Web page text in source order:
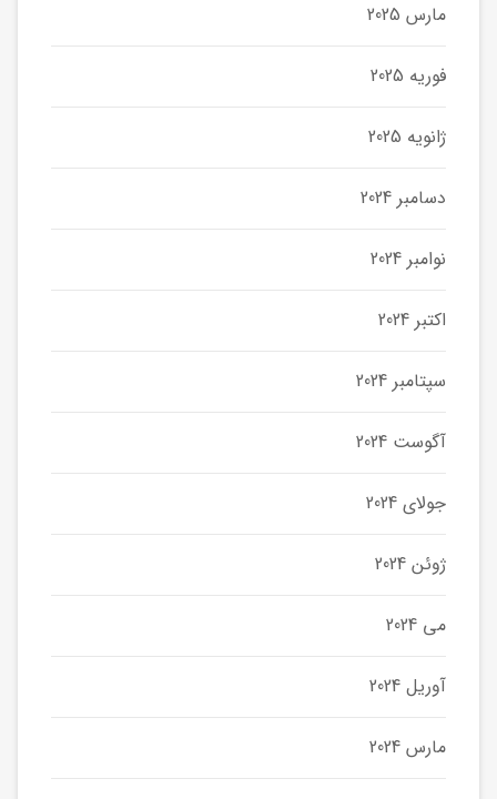
مارس 2025
فوریه 2025
ژانویه 2025
دسامبر 2024
نوامبر 2024
اکتبر 2024
سپتامبر 2024
آگوست 2024
جولای 2024
ژوئن 2024
می 2024
آوریل 2024
مارس 2024